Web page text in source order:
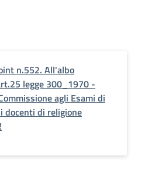
n.552. All'albo
legge 300_1970 -
agli Esami di
docenti di religione